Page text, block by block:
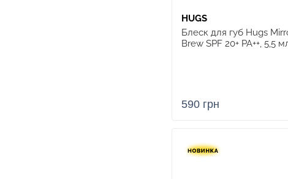
HUGS
Блеск для губ Hugs
Brew SPF 20+ PA++, 5,5
590 грн